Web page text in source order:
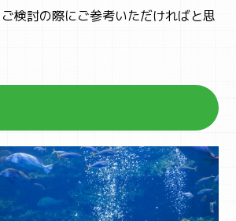
検討の際にご参考いただければと思